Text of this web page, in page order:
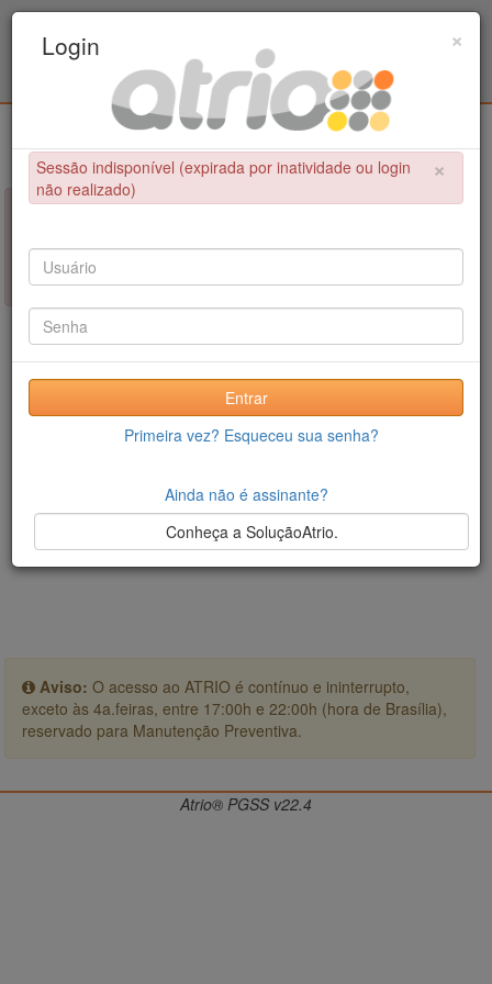
Educação Física / UPE - UFPB
×
NÃO FOI POSSÍVEL CONCLUIR A OPERAÇÃO
Sessão indisponível (expirada por inatividade ou login não
realizado)
Aviso: O acesso ao ATRIO é contínuo e ininterrupto,
exceto às 4a.feiras, entre 17:00h e 22:00h (hora de Brasília),
reservado para Manutenção Preventiva.
×
Login
×
Sessão indisponível (expirada por inatividade ou login
não realizado)
Entrar
Primeira vez? Esqueceu sua senha?
Ainda não é assinante?
Conheça a SoluçãoAtrio.
Atrio® PGSS v22.4